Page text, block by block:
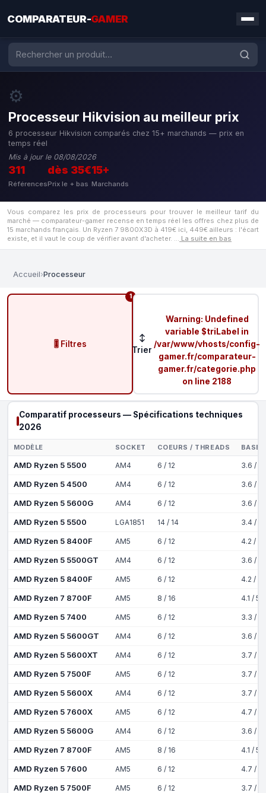
COMPARATEUR-GAMER
⚙️
Processeur Hikvision au meilleur prix
6 processeur Hikvision comparés chez 15+ marchands — prix en
temps réel
Mis à jour le 08/08/2026
311
Références
dès 35€
Prix le + bas
15+
Marchands
Vous comparez les prix de processeurs pour trouver le meilleur tarif du
marché — comparateur-gamer recense en temps réel les offres chez plus de
15 marchands français. Un Ryzen 7 9800X3D à 419€ ici, 449€ ailleurs : l'écart
existe, et il vaut le coup de vérifier avant d'acheter. … La suite en bas
Accueil›Processeur
🎚️ Filtres
1
↕
Trier
Warning: Undefined
variable $triLabel in
/var/www/vhosts/config-
gamer.fr/comparateur-
gamer.fr/categorie.php
on line 2188
Comparatif processeurs — Spécifications techniques
2026
MODÈLE SOCKET COEURS / THREADS BASE
AMD Ryzen 5 5500 AM4 6 / 12 3.6 /
AMD Ryzen 5 4500 AM4 6 / 12 3.6 /
AMD Ryzen 5 5600G AM4 6 / 12 3.6 /
AMD Ryzen 5 5500 LGA1851 14 / 14 3.4 /
AMD Ryzen 5 8400F AM5 6 / 12 4.2 /
AMD Ryzen 5 5500GT AM4 6 / 12 3.6 /
AMD Ryzen 5 8400F AM5 6 / 12 4.2 /
AMD Ryzen 7 8700F AM5 8 / 16 4.1 /
AMD Ryzen 5 7400 AM5 6 / 12 3.3 /
AMD Ryzen 5 5600GT AM4 6 / 12 3.6 /
AMD Ryzen 5 5600XT AM4 6 / 12 3.7 /
AMD Ryzen 5 7500F AM5 6 / 12 3.7 /
AMD Ryzen 5 5600X AM4 6 / 12 3.7 /
AMD Ryzen 5 7600X AM5 6 / 12 4.7 /
AMD Ryzen 5 5600G AM4 6 / 12 3.6 /
AMD Ryzen 7 8700F AM5 8 / 16 4.1 /
AMD Ryzen 5 7600 AM5 6 / 12 4.7 /
AMD Ryzen 5 7500F AM5 6 / 12 3.7 /